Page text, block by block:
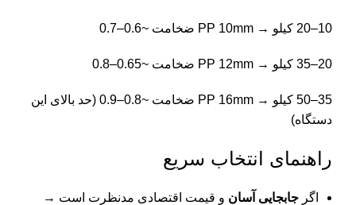
10–20 کیلو → PP 10mm ضخامت ~0.6–0.7
20–35 کیلو → PP 12mm ضخامت ~0.65–0.8
35–50 کیلو → PP 16mm ضخامت ~0.8–0.9 (حد بالای این
دستگاه)
راهنمای انتخاب سریع
اگر جابجایی آسان و قیمت اقتصادی مدنظرت است →